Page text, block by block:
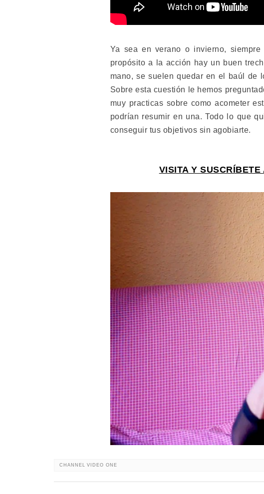
Ya sea en verano o invierno, siempre
propósito a la acción hay un buen
mano, se suelen quedar en el baúl de
Sobre esta cuestión le hemos
muy practicas sobre como acometer
podrían resumir en una. Todo lo que
conseguir tus objetivos sin agobiarte.
VISITA Y
CHANNEL VIDEO ONE